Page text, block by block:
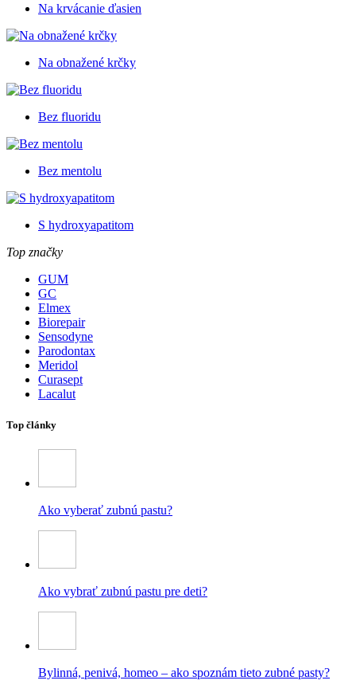
Na krvácanie ďasien
Na obnažené krčky
Bez fluoridu
Bez mentolu
S hydroxyapatitom
Top značky
GUM
GC
Elmex
Biorepair
Sensodyne
Parodontax
Meridol
Curasept
Lacalut
Top články
Ako vyberať zubnú pastu?
Ako vybrať zubnú pastu pre deti?
Bylinná, penivá, homeo – ako spoznám tieto zubné pasty?